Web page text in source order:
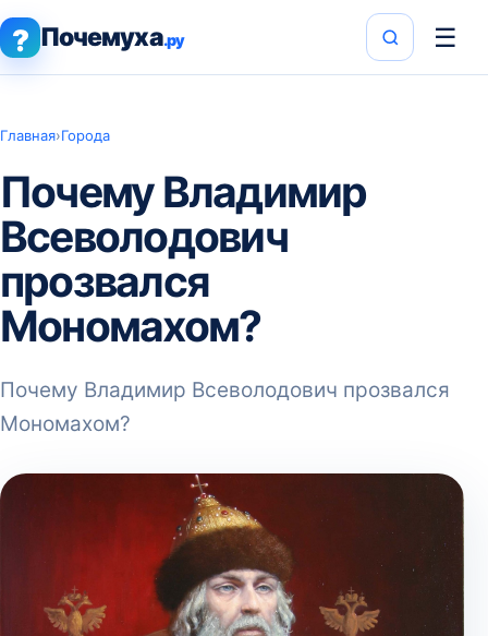
? Почемуха.ру ☰
Главная›Города
Почему Владимир
Всеволодович
прозвался
Мономахом?
Почему Владимир Всеволодович прозвался
Мономахом?